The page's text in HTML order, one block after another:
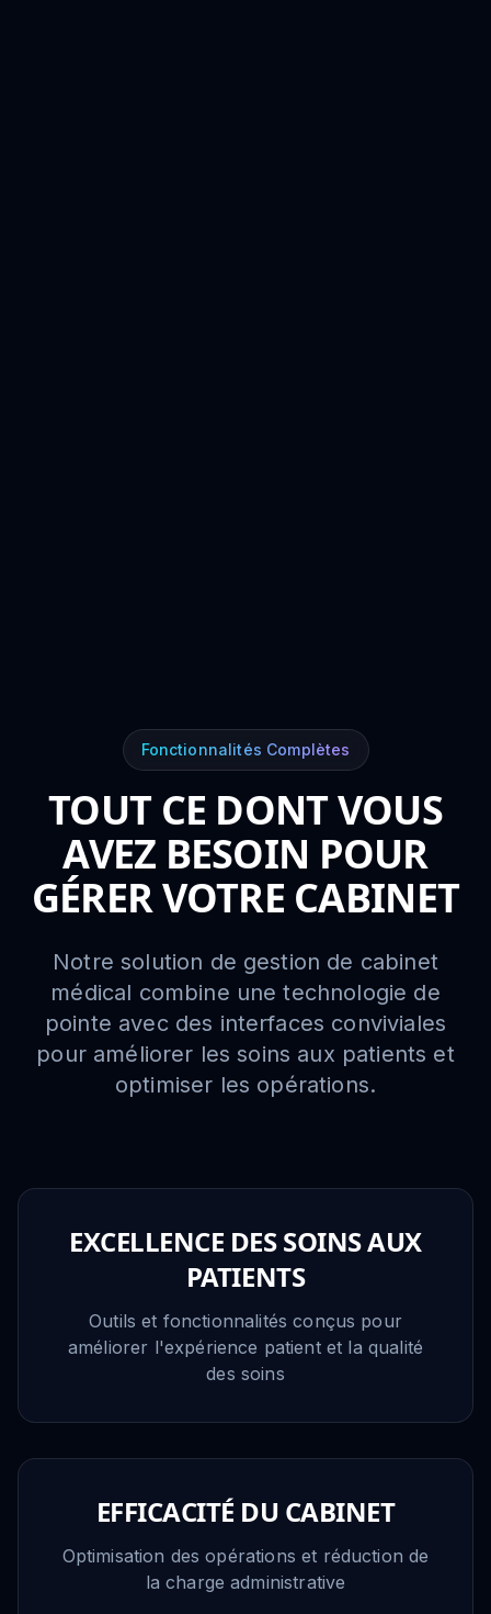
Fonctionnalités Complètes
TOUT CE DONT VOUS
AVEZ BESOIN POUR
GÉRER VOTRE CABINET
Notre solution de gestion de cabinet
médical combine une technologie de
pointe avec des interfaces conviviales
pour améliorer les soins aux patients et
optimiser les opérations.
EXCELLENCE DES SOINS AUX
PATIENTS
Outils et fonctionnalités conçus pour
améliorer l'expérience patient et la qualité
des soins
EFFICACITÉ DU CABINET
Optimisation des opérations et réduction de
la charge administrative